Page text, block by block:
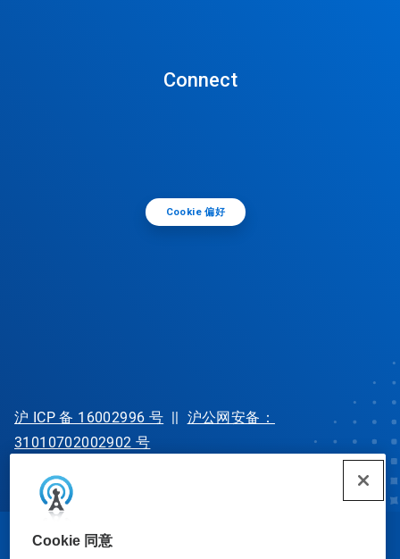
Cookie 同意
Connect
Cookie 偏好
沪 ICP 备 16002996 号
沪公网安备：
31010702002902 号